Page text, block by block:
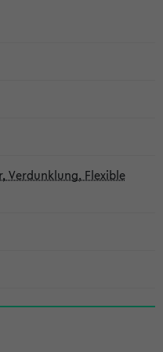
Verdunklung, Flexible